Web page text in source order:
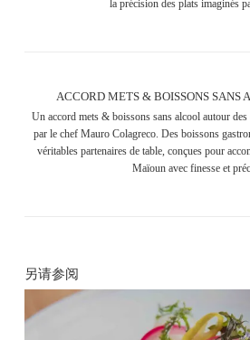
la précision des plats imaginés
ACCORD METS & BOISSONS SANS
Un accord mets & boissons sans alcool autour des
par le chef Mauro Colagreco. Des boissons
véritables partenaires de table, conçues pour
Maïoun avec finesse et
另请参阅